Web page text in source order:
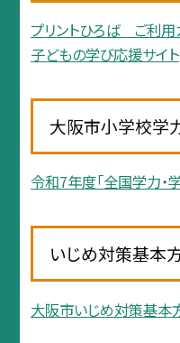
プリントひろば ご利用
子どもの学び応援サイト
大阪市小学校学
令和7年度「全国学力・
いじめ対策基本
大阪市いじめ対策基本